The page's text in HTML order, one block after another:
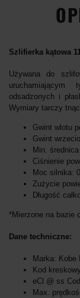
Szlifierka kątowa
Używana do
uruchamiającym
odsadzonych i
Wymiary tarczy
Gwint wlotu
Gwint
Min.
Ciśnienie
Moc silnika:
Zużycie
Długość
*Mierzone na bazie
Dane techniczne:
Marka: Kobe
Kod
eCl @ ss
Max.